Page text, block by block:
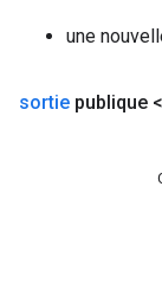
une
sortie publique